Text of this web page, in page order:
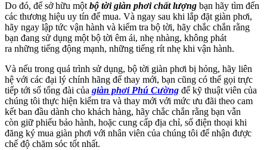
Do đó, để sở hữu một bộ tời giàn phơi chất lượng bạn hãy tìm đến
các thương hiệu uy tín để mua. Và ngay sau khi lắp đặt giàn phơi,
hãy ngay lập tức vận hành và kiểm tra bộ tời, hãy chắc chắn rằng
bạn đang sử dụng một bộ tời êm ái, nhẹ nhàng, không phát
ra những tiếng động mạnh, những tiếng rít nhẹ khi vận hành.
Và nếu trong quá trình sử dụng, bộ tời giàn phơi bị hỏng, hãy liên
hệ với các đại lý chính hãng để thay mới, bạn cũng có thể gọi trực
tiếp tới số tổng đài của giàn phơi Phú Cường để kỹ thuật viên của
chúng tôi thực hiện kiểm tra và thay mới với mức ưu đãi theo cam
kết ban đầu dành cho khách hàng, hãy chắc chắn rằng bạn vẫn
còn giữ phiếu bảo hành, hoặc cung cấp địa chỉ, số điện thoại khi
đăng ký mua giàn phơi với nhân viên của chúng tôi để nhận được
chế độ chăm sóc tốt nhất.